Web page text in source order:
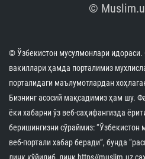
©
© Ўзбекистон мусулмонлари
вакиллари ҳамда порталимиз
порталидаги маълумотлардан
Бизнинг асосий мақсадимиз ҳам шу.
ёки хабарни ўз веб-саҳифангизда
беришингизни сўраймиз:
веб-портали хабар беради”, бунда
линк қўйилиб, линк https//muslim.uz